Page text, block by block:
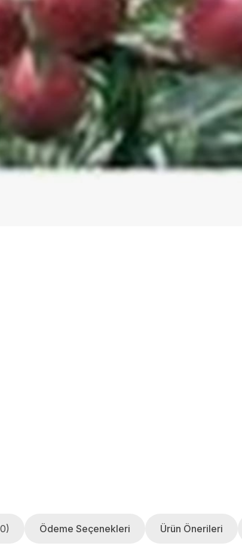
Ödeme Seçenekleri Ürün Önerileri